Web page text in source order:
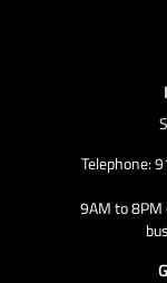
Telephone:
9AM to 8PM